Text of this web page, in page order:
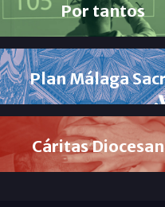
Por tantos
Plan Málaga
Cáritas